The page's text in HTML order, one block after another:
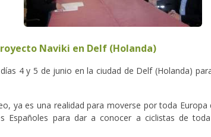
Naviki en Delf (Holanda)
4 y 5 de junio en la ciudad de Delf (Holanda)
ya es una realidad para moverse por toda
Españoles para dar a conocer a ciclistas de